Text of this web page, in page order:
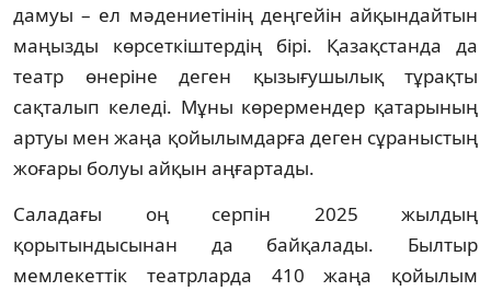
дамуы – ел мәдениетінің деңгейін айқындайтын
маңызды көрсеткіштердің бірі. Қазақстанда да
театр өнеріне деген қызығушылық тұрақты
сақталып келеді. Мұны көрермендер қатарының
артуы мен жаңа қойылымдарға деген сұраныстың
жоғары болуы айқын аңғартады.
Саладағы оң серпін 2025 жылдың
қорытындысынан да байқалады. Былтыр
мемлекеттік театрларда 410 жаңа қойылым